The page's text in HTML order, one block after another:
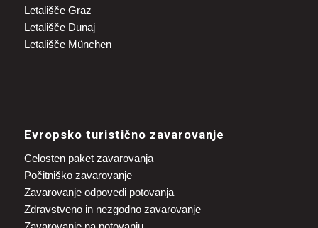
Letališče Graz
Letališče Dunaj
Letališče München
Evropsko turistično zavarovanje
Celosten paket zavarovanja
Počitniško zavarovanje
Zavarovanje odpovedi potovanja
Zdravstveno in nezgodno zavarovanje